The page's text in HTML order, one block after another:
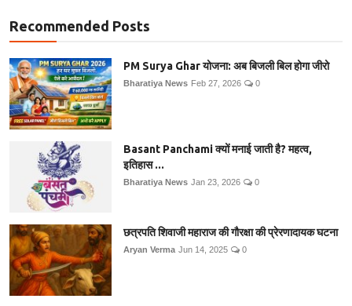
Recommended Posts
PM Surya Ghar योजना: अब बिजली बिल होगा जीरो
Bharatiya News Feb 27, 2026 0
Basant Panchami क्यों मनाई जाती है? महत्व,
इतिहास ...
Bharatiya News Jan 23, 2026 0
छत्रपति शिवाजी महाराज की गौरक्षा की प्रेरणादायक घटना
Aryan Verma Jun 14, 2025 0